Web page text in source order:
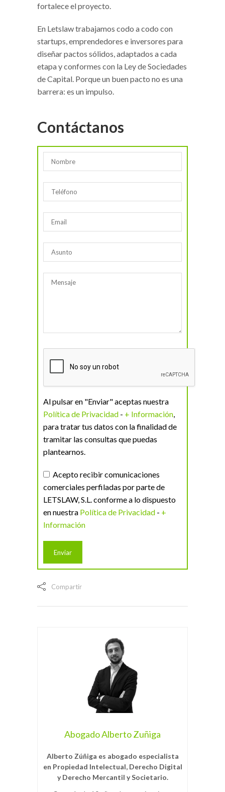
fortalece el proyecto.
En Letslaw trabajamos codo a codo con
startups, emprendedores e inversores para
diseñar pactos sólidos, adaptados a cada
etapa y conformes con la Ley de Sociedades
de Capital. Porque un buen pacto no es una
barrera: es un impulso.
Contáctanos
Al pulsar en "Enviar" aceptas nuestra
Política de Privacidad - + Información,
para tratar tus datos con la finalidad de
tramitar las consultas que puedas
plantearnos.
Acepto recibir comunicaciones
comerciales perfiladas por parte de
LETSLAW, S.L. conforme a lo dispuesto
en nuestra Política de Privacidad - +
Información
Compartir
Abogado Alberto Zuñiga
Alberto Zúñiga es abogado especialista
en Propiedad Intelectual, Derecho Digital
y Derecho Mercantil y Societario.